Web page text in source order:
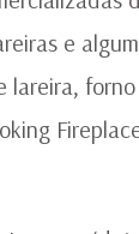
e
lareira,